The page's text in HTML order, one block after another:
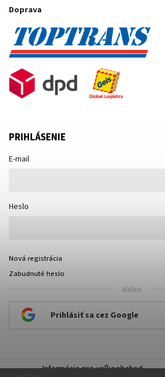
Doprava
PRIHLÁSENIE
E-mail
Heslo
Nová registrácia
Zabudnuté heslo
alebo
Prihlásiť sa cez Google
Informácie pre veľkoobchod